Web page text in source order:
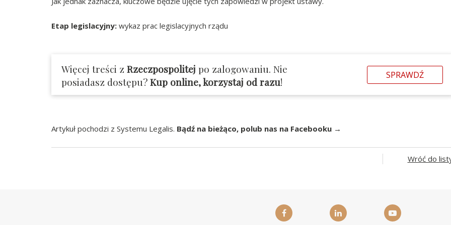
Etap legislacyjny: wykaz prac legislacyjnych rządu
Więcej treści z Rzeczpospolitej po zalogowaniu. Nie
posiadasz dostępu?Kup online, korzystaj od razu!
SPRAWDŹ
Artykuł pochodzi z Systemu Legalis. Bądź na bieżąco, polub nas na Facebooku →
Wróć do